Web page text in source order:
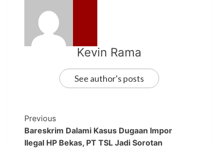
Kevin Rama
See author's posts
Previous
Bareskrim Dalami Kasus Dugaan Impor
Ilegal HP Bekas, PT TSL Jadi Sorotan